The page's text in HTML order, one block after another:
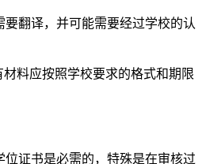
翻译，并可能需要经过学校的认
料应按照学校要求的格式和期限
证书是必需的，特殊是在审核过